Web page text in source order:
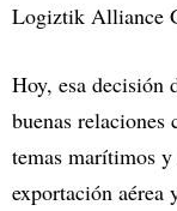
Logiztik Alliance
Hoy, esa decisión
buenas relaciones
temas marítimos
exportación